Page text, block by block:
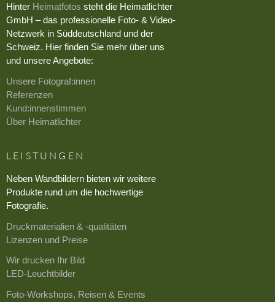
Hinter Heimatfotos steht die Heimatlichter
GmbH – das professionelle Foto- & Video-
Netzwerk in Süddeutschland und der
Schweiz. Hier finden Sie mehr über uns
und unsere Angebote:
Unsere Fotograf:innen
Referenzen
Kund:innenstimmen
Über Heimatlichter
LEISTUNGEN
Neben Wandbildern bieten wir weitere
Produkte rund um die hochwertige
Fotografie.
Druckmaterialien & -qualitäten
Lizenzen und Preise
Wir drucken Ihr Bild
LED-Leuchtbilder
Foto-Workshops, Reisen & Events